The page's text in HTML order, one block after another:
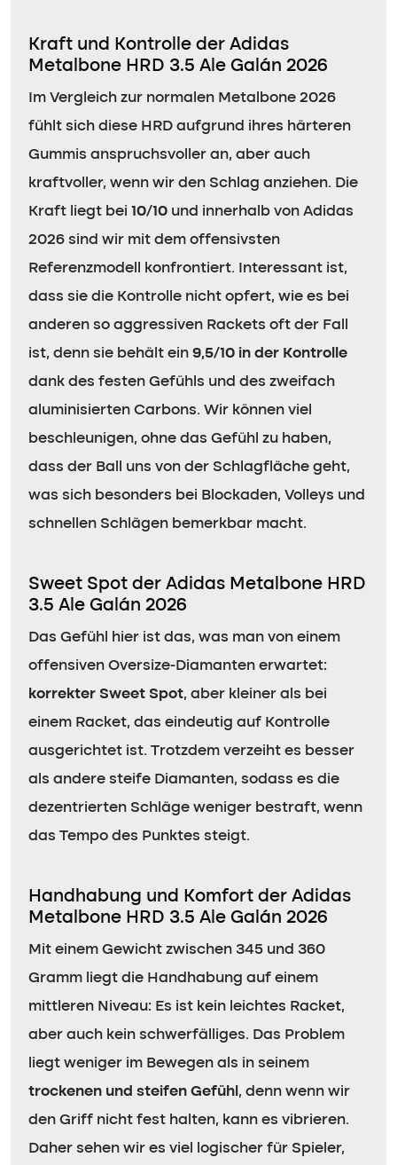
Kraft und Kontrolle der Adidas
Metalbone HRD 3.5 Ale Galán 2026
Im Vergleich zur normalen Metalbone 2026
fühlt sich diese HRD aufgrund ihres härteren
Gummis anspruchsvoller an, aber auch
kraftvoller, wenn wir den Schlag anziehen. Die
Kraft liegt bei 10/10 und innerhalb von Adidas
2026 sind wir mit dem offensivsten
Referenzmodell konfrontiert. Interessant ist,
dass sie die Kontrolle nicht opfert, wie es bei
anderen so aggressiven Rackets oft der Fall
ist, denn sie behält ein 9,5/10 in der Kontrolle
dank des festen Gefühls und des zweifach
aluminisierten Carbons. Wir können viel
beschleunigen, ohne das Gefühl zu haben,
dass der Ball uns von der Schlagfläche geht,
was sich besonders bei Blockaden, Volleys und
schnellen Schlägen bemerkbar macht.
Sweet Spot der Adidas Metalbone HRD
3.5 Ale Galán 2026
Das Gefühl hier ist das, was man von einem
offensiven Oversize-Diamanten erwartet:
korrekter Sweet Spot, aber kleiner als bei
einem Racket, das eindeutig auf Kontrolle
ausgerichtet ist. Trotzdem verzeiht es besser
als andere steife Diamanten, sodass es die
dezentrierten Schläge weniger bestraft, wenn
das Tempo des Punktes steigt.
Handhabung und Komfort der Adidas
Metalbone HRD 3.5 Ale Galán 2026
Mit einem Gewicht zwischen 345 und 360
Gramm liegt die Handhabung auf einem
mittleren Niveau: Es ist kein leichtes Racket,
aber auch kein schwerfälliges. Das Problem
liegt weniger im Bewegen als in seinem
trockenen und steifen Gefühl , denn wenn wir
den Griff nicht fest halten, kann es vibrieren.
Daher sehen wir es viel logischer für Spieler,